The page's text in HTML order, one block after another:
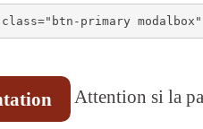
Attention si la